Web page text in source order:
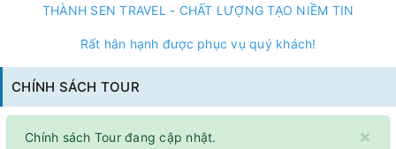
THÀNH SEN TRAVEL - CHẤT LƯỢNG TẠO NIỀM TIN
Rất hân hạnh được phục vụ quý khách!
CHÍNH SÁCH TOUR
×
Chính sách Tour đang cập nhật.